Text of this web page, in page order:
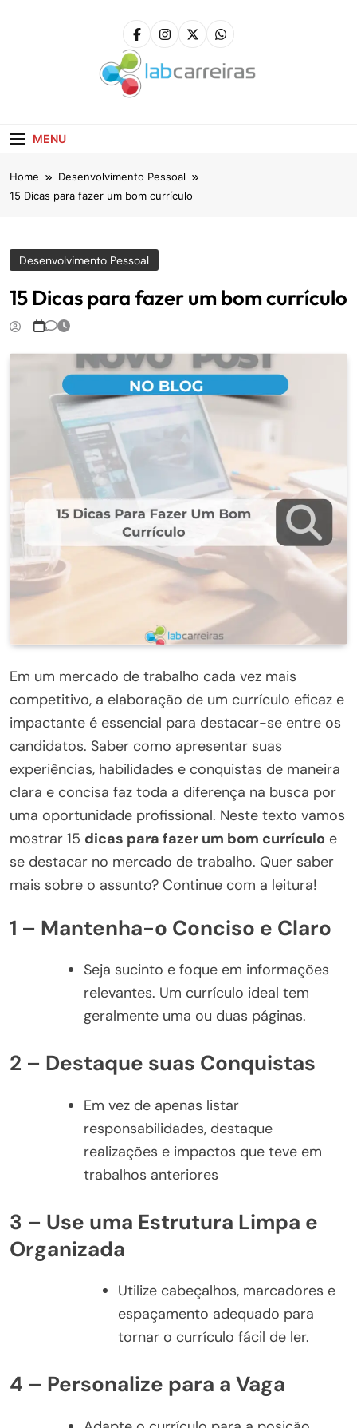
MENU
Home
Desenvolvimento Pessoal
15 Dicas para fazer um bom currículo
Desenvolvimento Pessoal
15 Dicas para fazer um bom currículo
Em um mercado de trabalho cada vez mais
competitivo, a elaboração de um currículo eficaz e
impactante é essencial para destacar-se entre os
candidatos. Saber como apresentar suas
experiências, habilidades e conquistas de maneira
clara e concisa faz toda a diferença na busca por
uma oportunidade profissional. Neste texto vamos
mostrar 15 dicas para fazer um bom currículo e
se destacar no mercado de trabalho. Quer saber
mais sobre o assunto? Continue com a leitura!
1 – Mantenha-o Conciso e Claro
Seja sucinto e foque em informações
relevantes. Um currículo ideal tem
geralmente uma ou duas páginas.
2 – Destaque suas Conquistas
Em vez de apenas listar
responsabilidades, destaque
realizações e impactos que teve em
trabalhos anteriores
3 – Use uma Estrutura Limpa e
Organizada
Utilize cabeçalhos, marcadores e
espaçamento adequado para
tornar o currículo fácil de ler.
4 – Personalize para a Vaga